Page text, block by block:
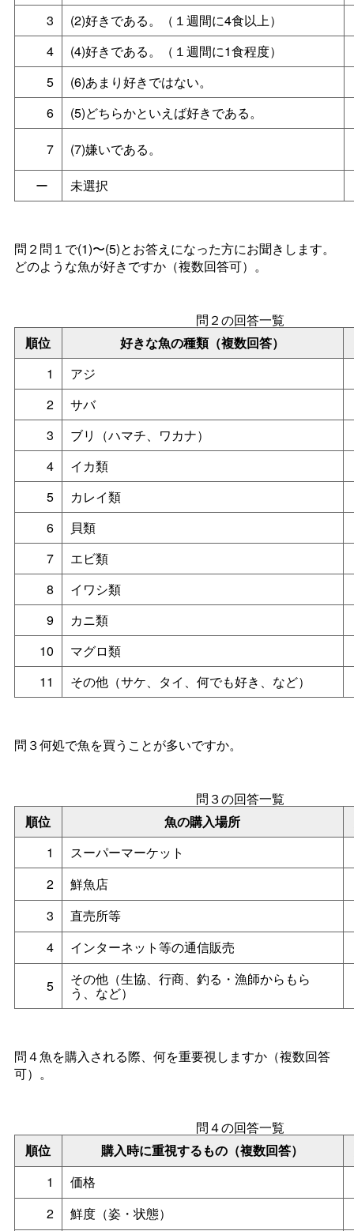
3
(2)好きである。（１週間に4食以上）
4
(4)好きである。（１週間に1食程度）
5
(6)あまり好きではない。
6
(5)どちらかといえば好きである。
7
(7)嫌いである。
ー
未選択
問２問１で(1)〜(5)とお答えになった方にお聞きします。
どのような魚が好きですか（複数回答可）。
順位 好きな魚の種類（複数回答）
問２の回答一覧
1
アジ
2
サバ
3
ブリ（ハマチ、ワカナ）
4
イカ類
5
カレイ類
6
貝類
7
エビ類
8
イワシ類
9
カニ類
10
マグロ類
11
その他（サケ、タイ、何でも好き、など）
問３何処で魚を買うことが多いですか。
順位 魚の購入場所
問３の回答一覧
1
スーパーマーケット
2
鮮魚店
3
直売所等
4
インターネット等の通信販売
5 その他（生協、行商、釣る・漁師からもら
う、など）
問４魚を購入される際、何を重要視しますか（複数回答
可）。
順位 購入時に重視するもの（複数回答）
問４の回答一覧
1
価格
2
鮮度（姿・状態）